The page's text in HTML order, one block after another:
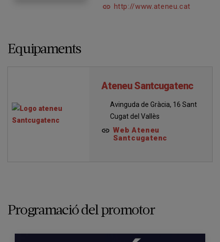
http://www.ateneu.cat
Equipaments
Ateneu Santcugatenc
Avinguda de Gràcia, 16 Sant
Cugat del Vallès
Web Ateneu
Santcugatenc
Programació del promotor